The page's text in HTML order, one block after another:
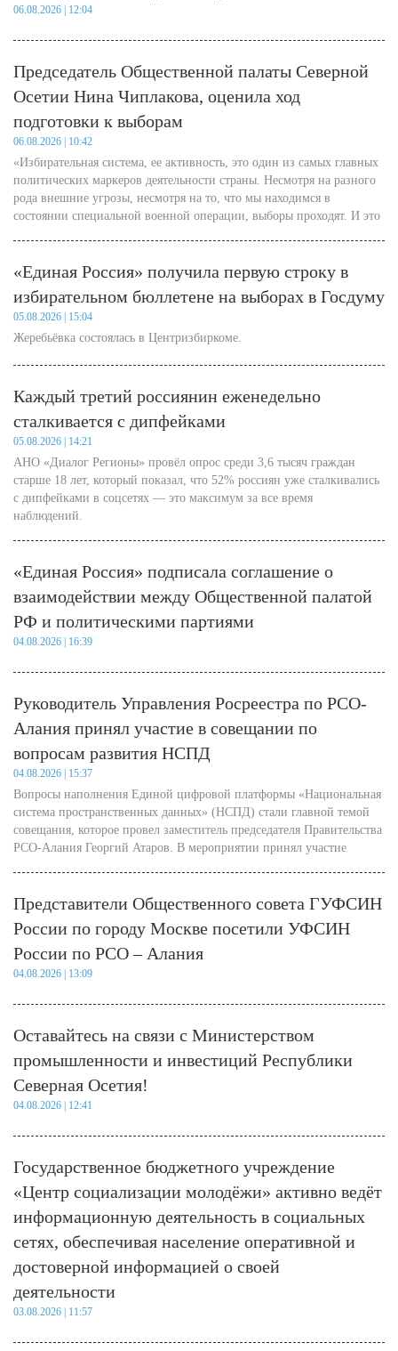
06.08.2026 | 12:04
Председатель Общественной палаты Северной
Осетии Нина Чиплакова, оценила ход
подготовки к выборам
06.08.2026 | 10:42
«Избирательная система, ее активность, это один из самых главных
политических маркеров деятельности страны. Несмотря на разного
рода внешние угрозы, несмотря на то, что мы находимся в
состоянии специальной военной операции, выборы проходят. И это
«Единая Россия» получила первую строку в
избирательном бюллетене на выборах в Госдуму
05.08.2026 | 15:04
Жеребьёвка состоялась в Центризбиркоме.
Каждый третий россиянин еженедельно
сталкивается с дипфейками
05.08.2026 | 14:21
АНО «Диалог Регионы» провёл опрос среди 3,6 тысяч граждан
старше 18 лет, который показал, что 52% россиян уже сталкивались
с дипфейками в соцсетях — это максимум за все время
наблюдений.
«Единая Россия» подписала соглашение о
взаимодействии между Общественной палатой
РФ и политическими партиями
04.08.2026 | 16:39
Руководитель Управления Росреестра по РСО-
Алания принял участие в совещании по
вопросам развития НСПД
04.08.2026 | 15:37
Вопросы наполнения Единой цифровой платформы «Национальная
система пространственных данных» (НСПД) стали главной темой
совещания, которое провел заместитель председателя Правительства
РСО-Алания Георгий Атаров. В мероприятии принял участие
Представители Общественного совета ГУФСИН
России по городу Москве посетили УФСИН
России по РСО – Алания
04.08.2026 | 13:09
Оставайтесь на связи с Министерством
промышленности и инвестиций Республики
Северная Осетия!
04.08.2026 | 12:41
Государственное бюджетного учреждение
«Центр социализации молодёжи» активно ведёт
информационную деятельность в социальных
сетях, обеспечивая население оперативной и
достоверной информацией о своей
деятельности
03.08.2026 | 11:57